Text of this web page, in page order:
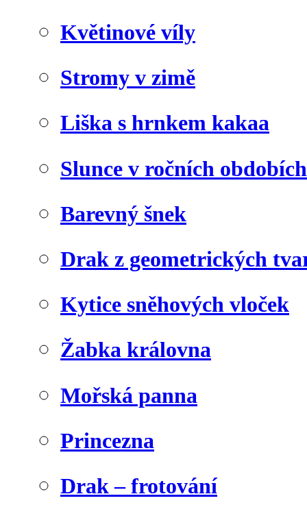
Květinové víly
Stromy v zimě
Liška s hrnkem kakaa
Slunce v ročních obdobích
Barevný šnek
Drak z geometrických
Kytice sněhových vloček
Žabka královna
Mořská panna
Princezna
Drak – frotování